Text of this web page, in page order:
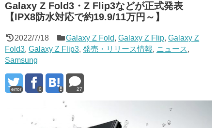
Galaxy Z Fold3・Z Flip3などが正式発表
【IPX8防水対応で約19.9/11万円～】
2022/7/18 Galaxy Z Fold,Galaxy Z Flip,Galaxy Z
Fold3, Galaxy Z Flip3, 発売・リリース情報, ニュース,
Samsung
error 0 27